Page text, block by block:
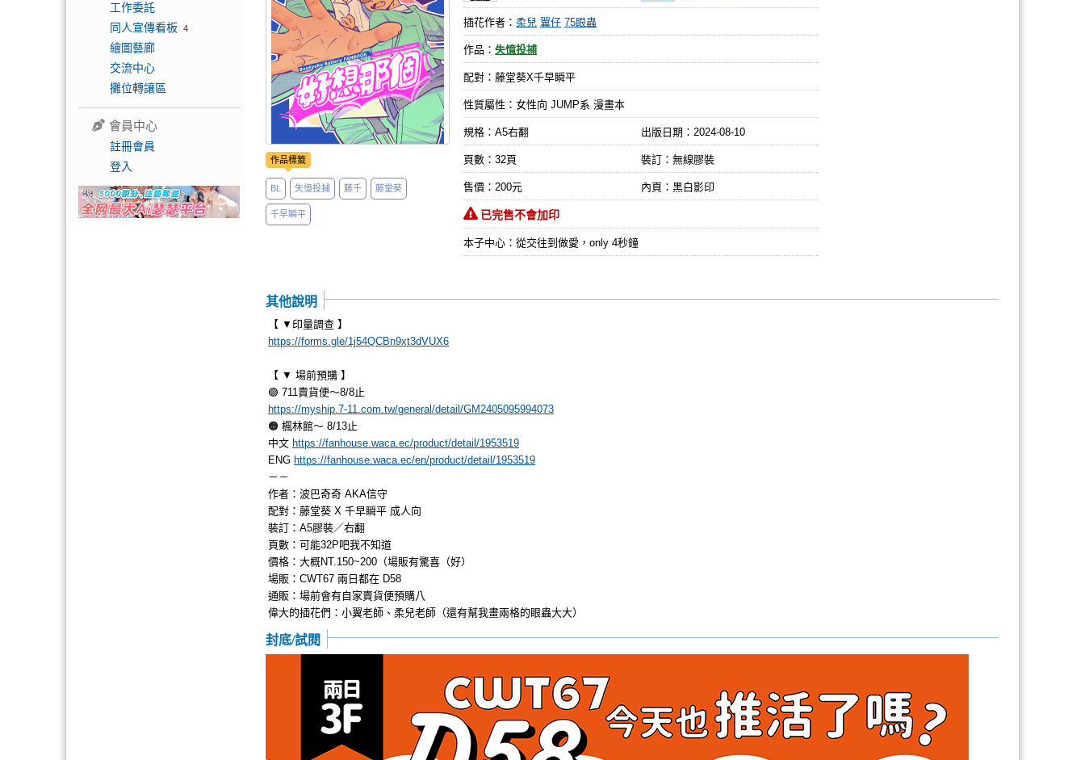
工作委託
同人宣傳看板 4
繪圖藝廊
交流中心
攤位轉讓區
會員中心
註冊會員
登入
作品標籤
BL 失憶投捕 藤千 藤堂葵
千早瞬平
插花作者： 柔兒 翼仔 75眼蟲
作品： 失憶投捕
配對：藤堂葵X千早瞬平
性質屬性：女性向 JUMP系 漫畫本
規格：A5右翻 出版日期： 2024-08-10
頁數：32頁 裝訂：無線膠裝
售價：200元 內頁：黑白影印
已完售不會加印
本子中心：從交往到做愛，only 4秒鐘
其他說明
【 ▼印量調查 】
https://forms.gle/1j54QCBn9xt3dVUX6
【 ▼ 場前預購 】
🟢 711賣貨便～8/8止
https://myship.7-11.com.tw/general/detail/GM2405095994073
🟠 楓林館～ 8/13止
中文 https://fanhouse.waca.ec/product/detail/1953519
ENG https://fanhouse.waca.ec/en/product/detail/1953519
－－
作者：波巴奇奇 AKA信守
配對：藤堂葵 X 千早瞬平 成人向
裝訂：A5膠裝／右翻
頁數：可能32P吧我不知道
價格：大概NT.150~200（場販有驚喜（好）
場販：CWT67 兩日都在 D58
通販：場前會有自家賣貨便預購八
偉大的插花們：小翼老師、柔兒老師（還有幫我畫兩格的眼蟲大大）
封底/試閱